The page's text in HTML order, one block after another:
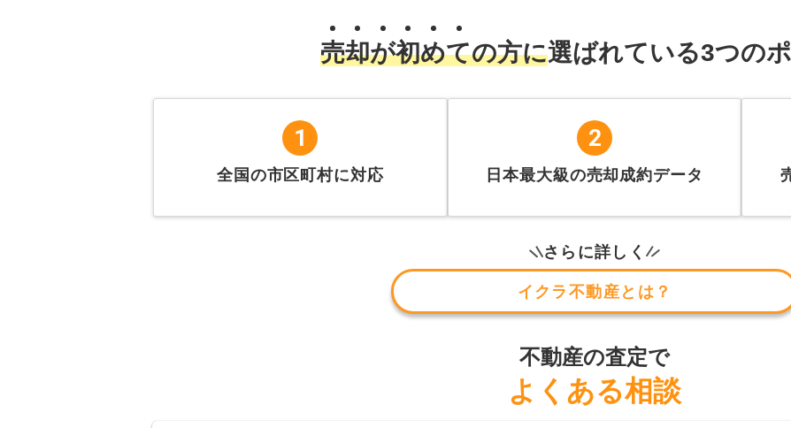
売却が初めての方に選ばれている3つの
1
全国の市区町村に対応
2
日本最大級の売却成約データ
さらに詳しく
イクラ不動産とは？
不動産の査定で
よくある相談